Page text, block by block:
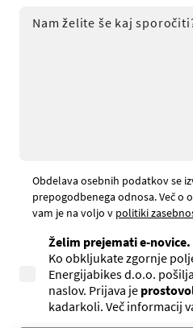
Obdelava osebnih podatkov se
prepogodbenega odnosa. Več o
vam je na voljo v politiki
Želim prejemati e-novice.
Ko obkljukate zgornje
Energijabikes d.o.o.
naslov. Prijava je
kadarkoli. Več informacij